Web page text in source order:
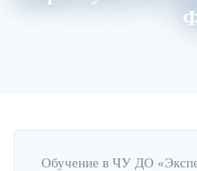
Обучение в ЧУ ДО